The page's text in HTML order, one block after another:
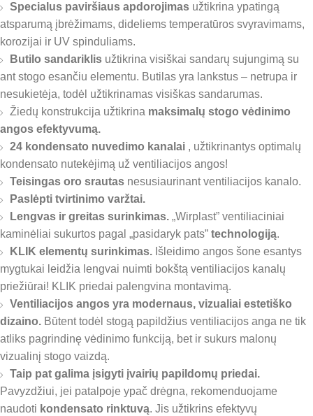
Specialus paviršiaus apdorojimas užtikrina ypatingą
atsparumą įbrėžimams, dideliems temperatūros svyravimams,
korozijai ir UV spinduliams.
Butilo sandariklis užtikrina visiškai sandarų sujungimą su
ant stogo esančiu elementu. Butilas yra lankstus – netrupa ir
nesukietėja, todėl užtikrinamas visiškas sandarumas.
Žiedų konstrukcija užtikrina maksimalų stogo vėdinimo
angos efektyvumą.
24 kondensato nuvedimo kanalai , užtikrinantys optimalų
kondensato nutekėjimą už ventiliacijos angos!
Teisingas oro srautas nesusiaurinant ventiliacijos kanalo.
Paslėpti tvirtinimo varžtai.
Lengvas ir greitas surinkimas. „Wirplast” ventiliaciniai
kaminėliai sukurtos pagal „pasidaryk pats” technologiją.
KLIK elementų surinkimas. Išleidimo angos šone esantys
mygtukai leidžia lengvai nuimti bokštą ventiliacijos kanalų
priežiūrai! KLIK priedai palengvina montavimą.
Ventiliacijos angos yra modernaus, vizualiai estetiško
dizaino. Būtent todėl stogą papildžius ventiliacijos anga ne tik
atliks pagrindinę vėdinimo funkciją, bet ir sukurs malonų
vizualinį stogo vaizdą.
Taip pat galima įsigyti įvairių papildomų priedai.
Pavyzdžiui, jei patalpoje ypač drėgna, rekomenduojame
naudoti kondensato rinktuvą. Jis užtikrins efektyvų